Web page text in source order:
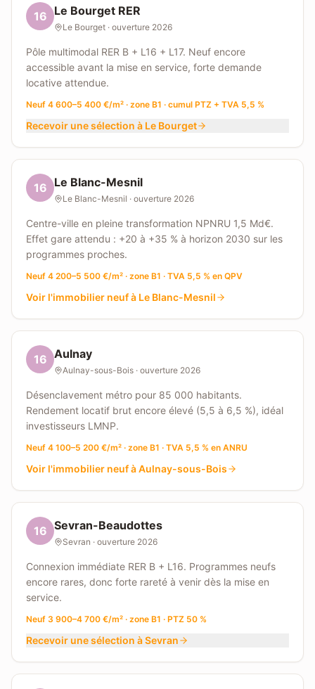
16 Le Bourget RER
Le Bourget · ouverture 2026
Pôle multimodal RER B + L16 + L17. Neuf encore
accessible avant la mise en service, forte demande
locative attendue.
Neuf 4 600–5 400 €/m² · zone B1 · cumul PTZ + TVA 5,5 %
Recevoir une sélection à Le Bourget
16 Le Blanc-Mesnil
Le Blanc-Mesnil · ouverture 2026
Centre-ville en pleine transformation NPNRU 1,5 Md€.
Effet gare attendu : +20 à +35 % à horizon 2030 sur les
programmes proches.
Neuf 4 200–5 500 €/m² · zone B1 · TVA 5,5 % en QPV
Voir l'immobilier neuf à Le Blanc-Mesnil
16 Aulnay
Aulnay-sous-Bois · ouverture 2026
Désenclavement métro pour 85 000 habitants.
Rendement locatif brut encore élevé (5,5 à 6,5 %), idéal
investisseurs LMNP.
Neuf 4 100–5 200 €/m² · zone B1 · TVA 5,5 % en ANRU
Voir l'immobilier neuf àAulnay-sous-Bois
16 Sevran-Beaudottes
Sevran · ouverture 2026
Connexion immédiate RER B + L16. Programmes neufs
encore rares, donc forte rareté à venir dès la mise en
service.
Neuf 3 900–4 700 €/m² · zone B1 · PTZ 50 %
Recevoir une sélection àSevran